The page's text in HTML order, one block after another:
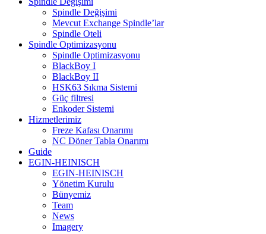
Spindle Değişimi
Mevcut Exchange Spindle’lar
Spindle Oteli
Spindle Optimizasyonu
Spindle Optimizasyonu
BlackBoy I
BlackBoy II
HSK63 Sıkma Sistemi
Güç filtresi
Enkoder Sistemi
Hizmetlerimiz
Freze Kafası Onarımı
NC Döner Tabla Onarımı
Guide
EGIN-HEINISCH
EGIN-HEINISCH
Yönetim Kurulu
Bünyemiz
Team
News
Imagery